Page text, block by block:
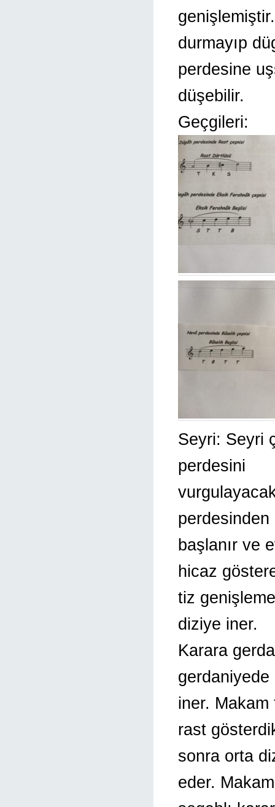
durmayıp
perdesine
düşebilir.
Geçgileri:
Seyri: Seyri
perdesini
perdesinden
başlanır ve
hicaz
tiz
diziye iner.
Karara
gerdaniyede
iner. Makam
rast
sonra orta
eder.